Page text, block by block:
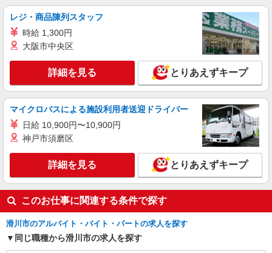
レジ・商品陳列スタッフ
時給 1,300円
大阪市中央区
詳細を見る とりあえずキープ
マイクロバスによる施設利用者送迎ドライバー
日給 10,900円〜10,900円
神戸市須磨区
詳細を見る とりあえずキープ
このお仕事に関連する条件で探す
滑川市のアルバイト・バイト・パートの求人を探す
同じ職種から滑川市の求人を探す